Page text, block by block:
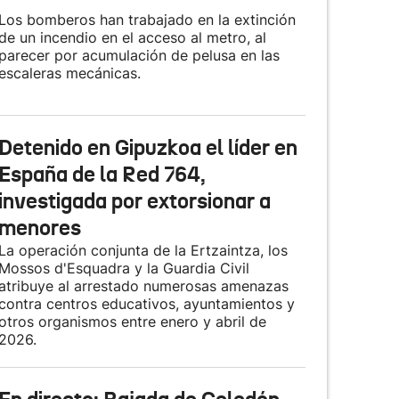
bomberos han trabajado en la extinción
un incendio en el acceso al metro, al
por acumulación de pelusa en las
mecánicas.
en Gipuzkoa el líder en
de la Red 764,
por extorsionar a
operación conjunta de la Ertzaintza, los
d'Esquadra y la Guardia Civil
al arrestado numerosas amenazas
centros educativos, ayuntamientos y
organismos entre enero y abril de